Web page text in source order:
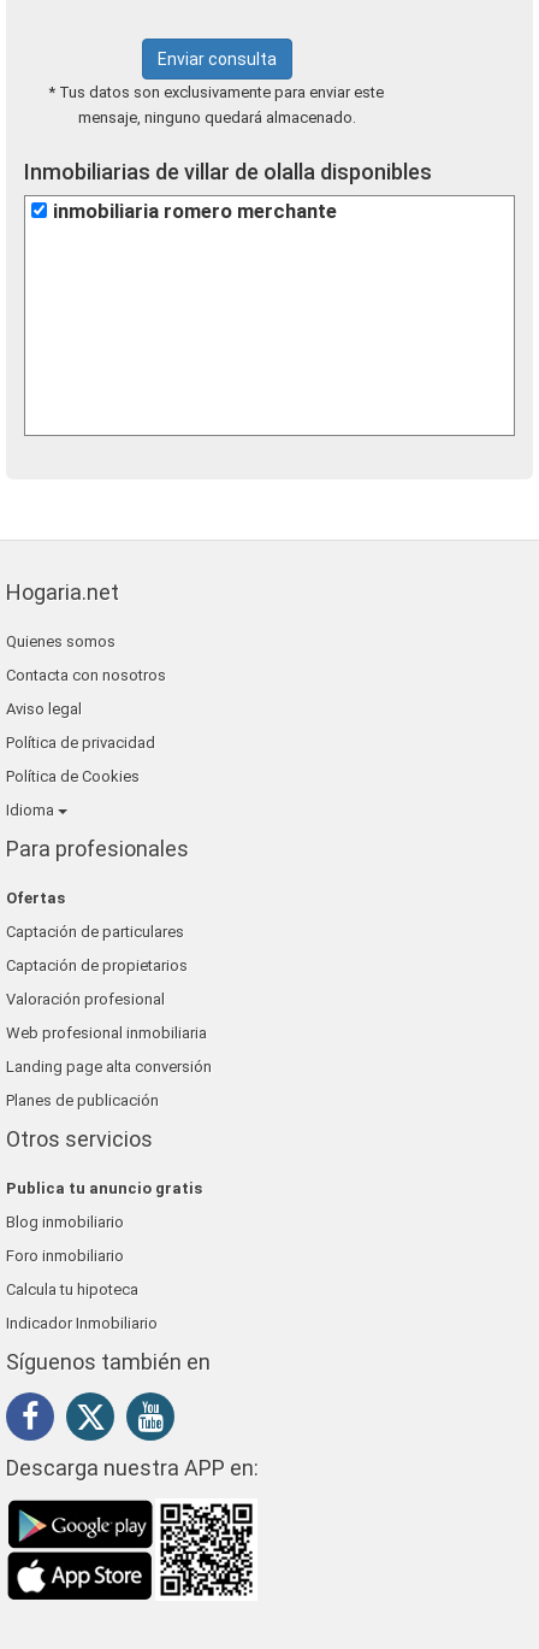
Enviar consulta
* Tus datos son exclusivamente para enviar este
mensaje, ninguno quedará almacenado.
Inmobiliarias de villar de olalla disponibles
inmobiliaria romero merchante
Hogaria.net
Quienes somos
Contacta con nosotros
Aviso legal
Política de privacidad
Política de Cookies
Idioma
Para profesionales
Ofertas
Captación de particulares
Captación de propietarios
Valoración profesional
Web profesional inmobiliaria
Landing page alta conversión
Planes de publicación
Otros servicios
Publica tu anuncio gratis
Blog inmobiliario
Foro inmobiliario
Calcula tu hipoteca
Indicador Inmobiliario
Síguenos también en
Descarga nuestra APP en: